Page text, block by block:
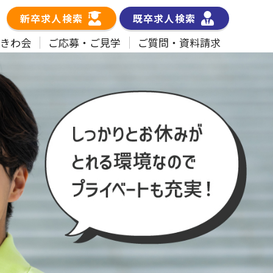
新卒求人検索 既卒求人検索
わ会 ご応募・ご見学 ご質問・資料請求